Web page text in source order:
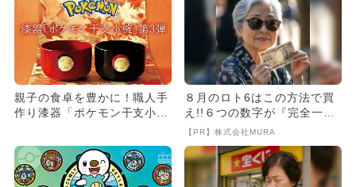
親子の食卓を豊かに！職人手
作り漆器「ポケモン干支小
月...
８月のロト6はこの方法で買
え!!６つの数字が『完全一
致』する方法
【PR】株式会社MURA